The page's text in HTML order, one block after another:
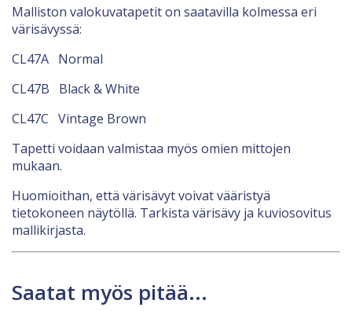
Malliston valokuvatapetit on saatavilla kolmessa eri
värisävyssä:
CL47A Normal
CL47B Black & White
CL47C Vintage Brown
Tapetti voidaan valmistaa myös omien mittojen
mukaan.
Huomioithan, että värisävyt voivat vääristyä
tietokoneen näytöllä. Tarkista värisävy ja kuviosovitus
mallikirjasta.
Saatat myös pitää...